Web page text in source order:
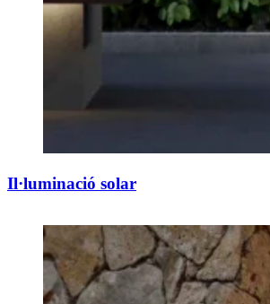
Il·luminació solar